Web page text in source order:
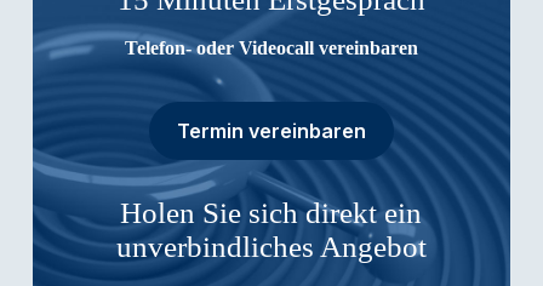
Telefon- oder Videocall vereinbaren
Termin vereinbaren
Holen Sie sich direkt ein
unverbindliches Angebot